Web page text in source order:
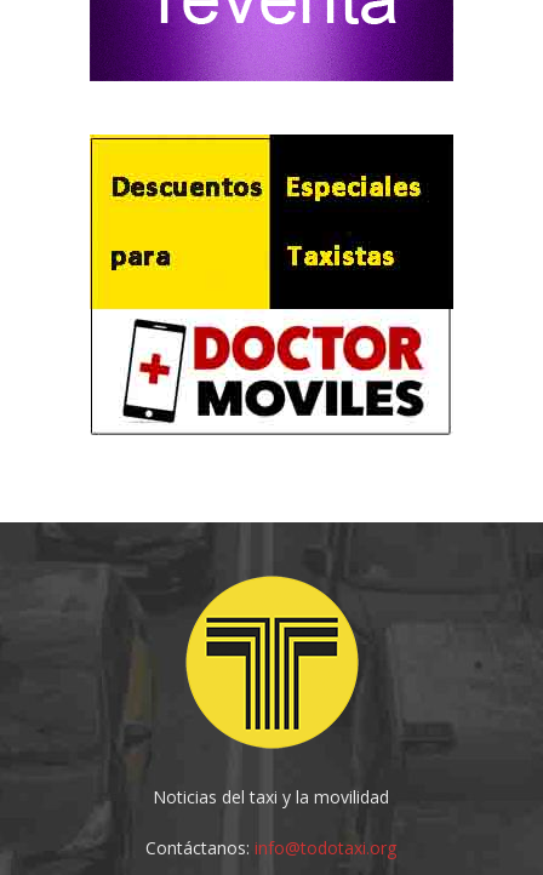
Noticias del taxi y la movilidad
Contáctanos:info@todotaxi.org